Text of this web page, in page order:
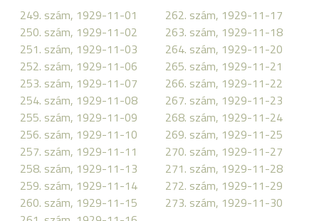
249. szám, 1929-11-01
250. szám, 1929-11-02
251. szám, 1929-11-03
252. szám, 1929-11-06
253. szám, 1929-11-07
254. szám, 1929-11-08
255. szám, 1929-11-09
256. szám, 1929-11-10
257. szám, 1929-11-11
258. szám, 1929-11-13
259. szám, 1929-11-14
260. szám, 1929-11-15
262. szám, 1929-11-17
263. szám, 1929-11-18
264. szám, 1929-11-20
265. szám, 1929-11-21
266. szám, 1929-11-22
267. szám, 1929-11-23
268. szám, 1929-11-24
269. szám, 1929-11-25
270. szám, 1929-11-27
271. szám, 1929-11-28
272. szám, 1929-11-29
273. szám, 1929-11-30